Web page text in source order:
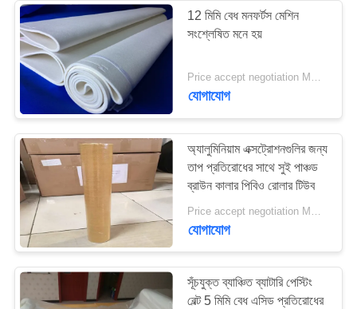
যোগাযোগ
করুন
খবর
উদ্ধৃতির
জন্য
আবেদন
সাইট
ম্যাপ
পলিউরেথেন স্ক্রিন প্যানেল
শিল্প বেল্ট
75
12 মিমি বেধ মনফর্টস মেশিন
সংশ্লেষিত মনে হয়
Price accept negotiation MOQ:1 টুকরা
যোগাযোগ
অ্যালুমিনিয়াম এক্সট্রোশনগুলির জন্য
তাপ প্রতিরোধের সাথে সুই পাঞ্চড
ব্রাউন কালার পিবিও রোলার টিউব
যোগাযোগ
সূঁচযুক্ত ব্যাঞ্চিত ব্যাটারি পেস্টিং
বেল্ট 5 মিমি বেধ এসিড প্রতিরোধের